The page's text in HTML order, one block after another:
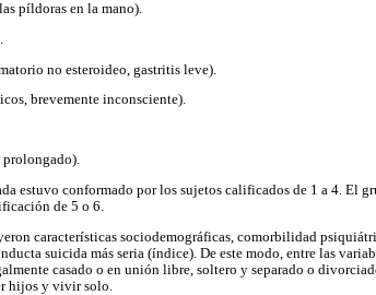
píldoras en la mano).
no esteroideo, gastritis leve).
brevemente inconsciente).
prolongado).
estuvo conformado por los sujetos calificados de 1 a 4. El
de 5 o 6.
características sociodemográficas, comorbilidad
suicida más seria (índice). De este modo, entre las
casado o en unión libre, soltero y separado o
hijos y vivir solo.